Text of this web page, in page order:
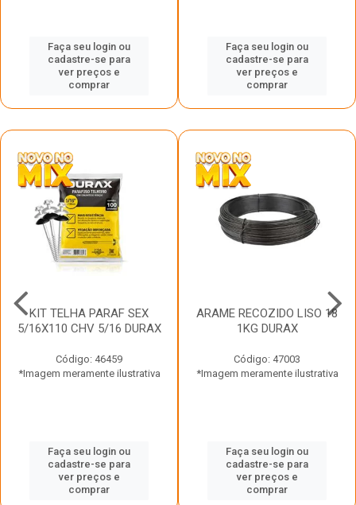
Faça seu login ou
cadastre-se para
ver preços e
comprar
Faça seu login ou
cadastre-se para
ver preços e
comprar
KIT TELHA PARAF SEX
5/16X110 CHV 5/16 DURAX
Código: 46459
*Imagem meramente ilustrativa
Faça seu login ou
cadastre-se para
ver preços e
comprar
ARAME RECOZIDO LISO 18
1KG DURAX
Código: 47003
*Imagem meramente ilustrativa
Faça seu login ou
cadastre-se para
ver preços e
comprar